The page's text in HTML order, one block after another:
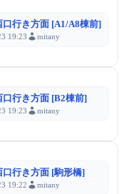
口行き方面 [A1/A8棟前]
19:23 mitany
口行き方面 [B2棟前]
19:23 mitany
口行き方面 [駒形橋]
19:22 mitany